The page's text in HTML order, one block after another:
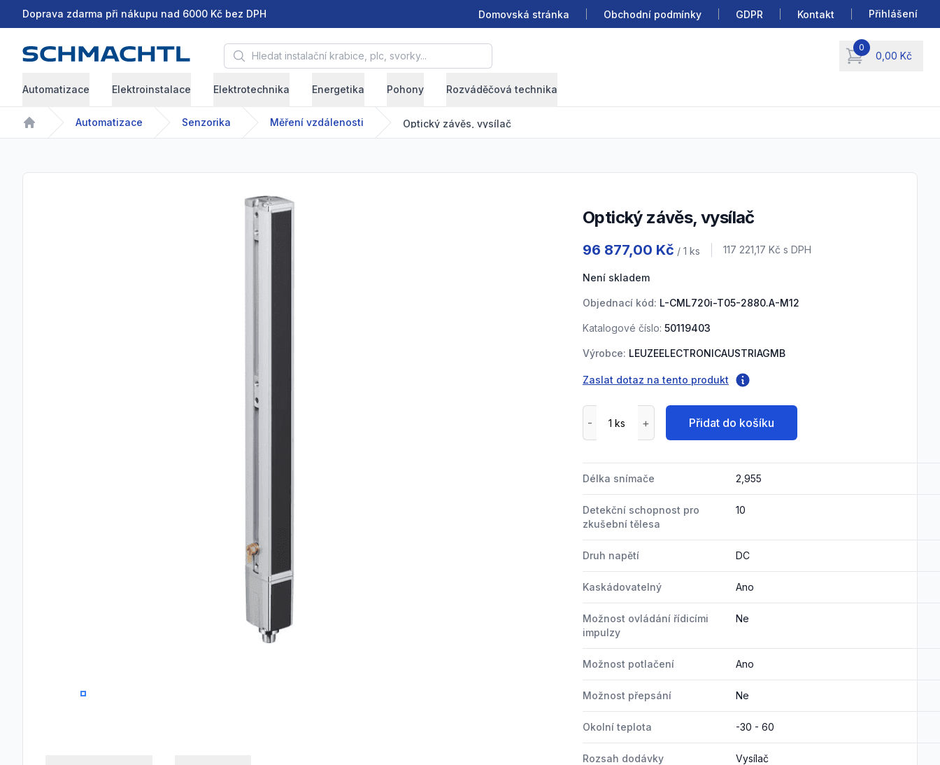
Doprava zdarma při nákupu nad 6000 Kč bez DPH Domovská stránka Obchodní podmínky GDPR Kontakt Přihlášení
Hledat instalační krabice, plc, svorky... 0
0,00 Kč
items in cart, view
Automatizace Elektroinstalace Elektrotechnika Energetika Pohony Rozváděčová technika
Home
Automatizace Senzorika Měření vzdálenosti Optický závěs, vysílač
0
Optický závěs, vysílač
96 877,00 Kč / 1 ks Cena s DPH
117 221,17 Kč s DPH
Není skladem
Objednací kód: L-CML720i-T05-2880.A-M12
Katalogové číslo: 50119403
Výrobce: LEUZEELECTRONICAUSTRIAGMB
Zaslat dotaz na tento produkt
Přidat do košíku
Délka snímače 2,955
Detekční schopnost pro
zkušební tělesa
10
Druh napětí DC
Kaskádovatelný Ano
Možnost ovládání řídicími
impulzy
Ne
Možnost potlačení Ano
Možnost přepsání Ne
Okolní teplota -30 - 60
Rozsah dodávky
Vysílač